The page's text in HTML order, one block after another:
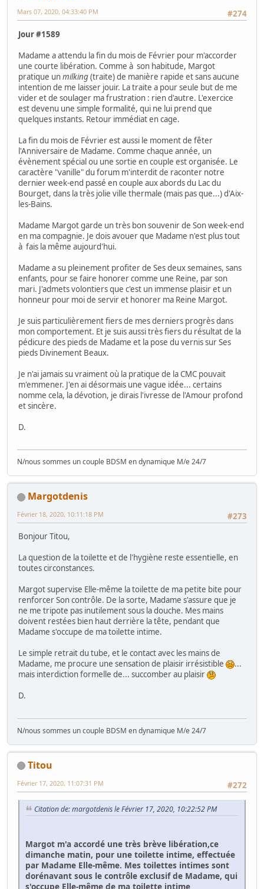
#274
Mars 07, 2020, 04:33:40 PM
Jour #1589
Madame a attendu la fin du mois de Février pour m'accorder
une courte libération. Comme à son habitude, Margot
pratique unmilking(traite) de manière rapide et sans aucune
intention de me laisser jouir. La traite a pour seule but de me
vider et de soulager ma frustration : rien d'autre. L'exercice
est devenu une simple formalité, qui ne lui prend que
quelques instants. Retour immédiat en cage.
La fin du mois de Février est aussi le moment de fêter
l'Anniversaire de Madame. Comme chaque année, un
évènement spécial ou une sortie en couple est organisée. Le
caractère "vanille" du forum m'interdit de raconter notre
dernier week-end passé en couple aux abords du Lac du
Bourget, dans la très jolie ville thermale (mais pas que...) d'Aix-
les-Bains.
Madame Margot garde un très bon souvenir de Son week-end
en ma compagnie. Je dois avouer que Madame n'est plus tout
à fais la même aujourd'hui.
Madame a su pleinement profiter de Ses deux semaines, sans
enfants, pour se faire honorer comme une Reine, par son
mari. J'admets volontiers que c'est un immense plaisir et un
honneur pour moi de servir et honorer ma Reine Margot.
Je suis particulièrement fiers de mes derniers progrès dans
mon comportement. Et je suis aussi très fiers du résultat de la
pédicure des pieds de Madame et la pose du vernis sur Ses
pieds Divinement Beaux.
Je n'ai jamais su vraiment où la pratique de la CMC pouvait
m'emmener. J'en ai désormais une vague idée... certains
nomme cela, la dévotion, je dirais l'ivresse de l'Amour profond
et sincère.
D.
N/nous sommes un couple BDSM en dynamique M/e 24/7
Margotdenis
#273
Février 18, 2020, 10:11:18 PM
Bonjour Titou,
La question de la toilette et de l'hygiène reste essentielle, en
toutes circonstances.
Margot supervise Elle-même la toilette de ma petite bite pour
renforcer Son contrôle. De la sorte, Madame s'assure que je
ne me tripote pas inutilement sous la douche. Mes mains
doivent restées bien haut derrière la tête, pendant que
Madame s'occupe de ma toilette intime.
Le simple retrait du tube, et le contact avec les mains de
Madame, me procure une sensation de plaisir irrésistible
...
mais interdiction formelle de... succomber au plaisir
D.
N/nous sommes un couple BDSM en dynamique M/e 24/7
Titou
#272
Février 17, 2020, 11:07:31 PM
Citation de: margotdenis le Février 17, 2020, 10:22:52 PM
Margot m'a accordé une très brève libération,ce
dimanche matin, pour une toilette intime, effectuée
par Madame Elle-même. Mes toilettes intimes sont
dorénavant sous le contrôle exclusif de Madame, qui
s'occupe Elle-même de ma toilette intime